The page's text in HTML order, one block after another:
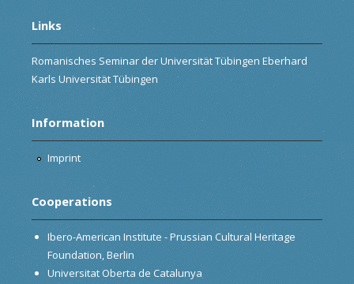
Links
Romanisches Seminar der Universität Tübingen Eberhard
Karls Universität Tübingen
Information
Imprint
Cooperations
Ibero-American Institute - Prussian Cultural Heritage
Foundation, Berlin
Universitat Oberta de Catalunya